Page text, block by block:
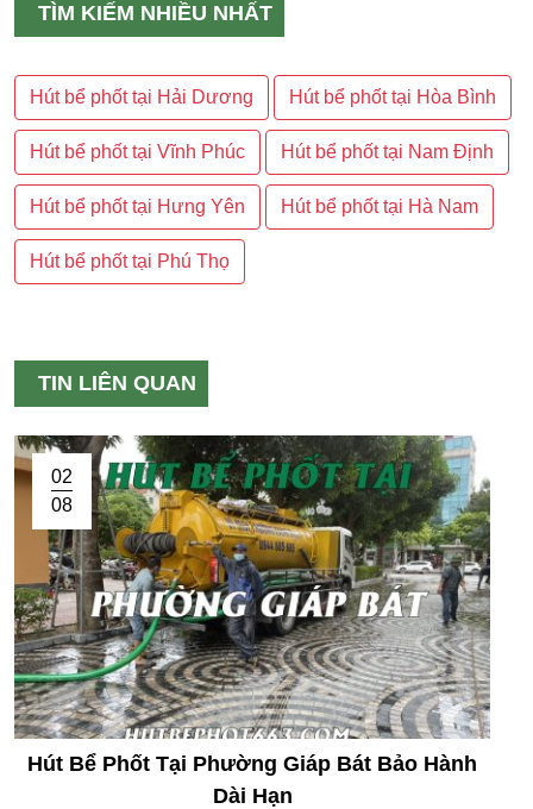
TÌM KIẾM NHIỀU NHẤT
Hút bể phốt tại Hải Dương Hút bể phốt tại Hòa Bình
Hút bể phốt tại Vĩnh Phúc Hút bể phốt tại Nam Định
Hút bể phốt tại Hưng Yên Hút bể phốt tại Hà Nam
Hút bể phốt tại Phú Thọ
TIN LIÊN QUAN
02
08
Hút Bể Phốt Tại Phường Giáp Bát Bảo Hành
Dài Hạn